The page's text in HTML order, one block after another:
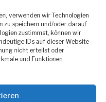
verwenden wir Technologien
zu speichern und/oder darauf
zustimmst, können wir
IDs auf dieser Website
nicht erteilst oder
und Funktionen